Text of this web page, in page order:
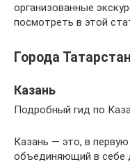
организованные
посмотреть в этой
Города
Казань
Подробный гид по
Казань — это, в
объединяющий в себе